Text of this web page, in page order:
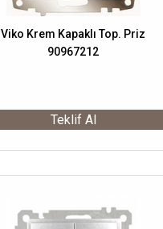
Viko Krem Kapaklı Top. Priz
90967212
Teklif Al